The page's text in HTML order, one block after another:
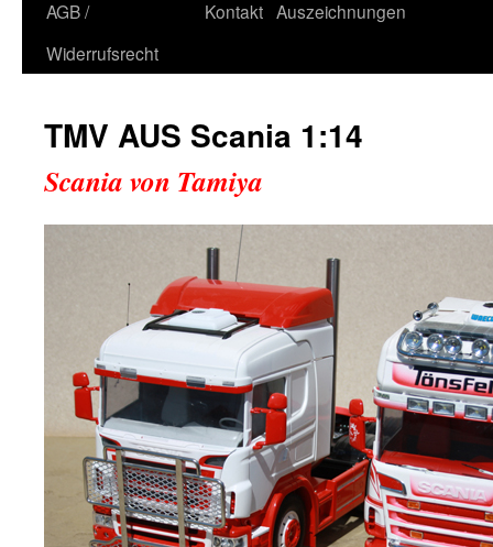
AGB /
Widerrufsrecht
Kontakt Auszeichnungen
TMV AUS Scania 1:14
Scania von Tamiya